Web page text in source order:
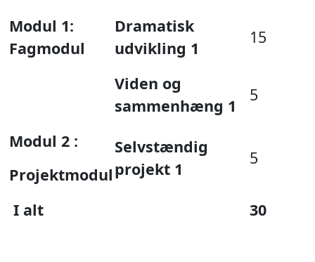
Modul 1:
Fagmodul
Dramatisk
udvikling 1
15
Viden og
sammenhæng 1
5
Modul 2 :
Projektmodul
Selvstændig
projekt 1
5
I alt 30